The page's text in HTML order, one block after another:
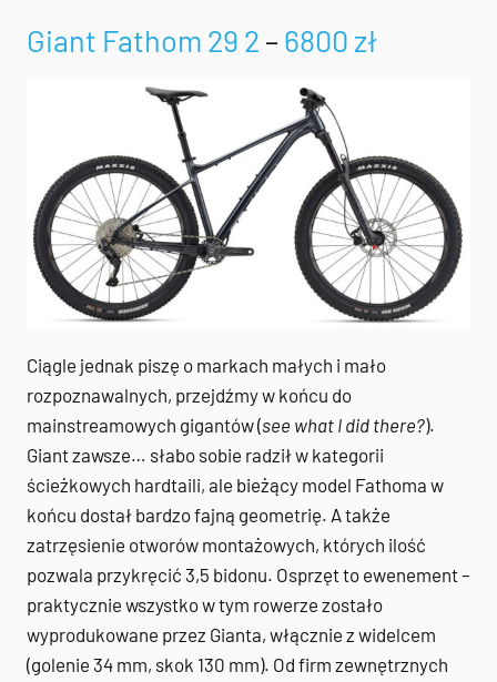
Giant Fathom 29 2 – 6800 zł
Ciągle jednak piszę o markach małych i mało
rozpoznawalnych, przejdźmy w końcu do
mainstreamowych gigantów(see what I did there?).
Giant zawsze… słabo sobie radził w kategorii
ścieżkowych hardtaili, ale bieżący model Fathoma w
końcu dostał bardzo fajną geometrię. A także
zatrzęsienie otworów montażowych, których ilość
pozwala przykręcić 3,5 bidonu. Osprzęt to ewenement –
praktycznie wszystko w tym rowerze zostało
wyprodukowane przez Gianta, włącznie z widelcem
(golenie 34 mm, skok 130 mm). Od firm zewnętrznych